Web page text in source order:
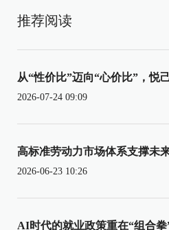
推荐阅读
从“性价比”迈向“心价比”，悦
2026-07-24 09:09
高标准劳动力市场体系支撑未
2026-06-23 10:26
AI时代的就业政策重在“组合拳